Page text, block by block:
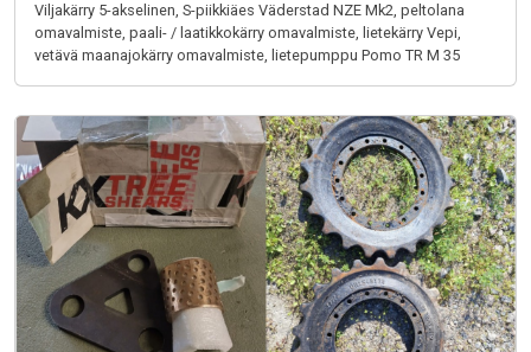
Viljakärry 5-akselinen, S-piikkiäes Väderstad NZE Mk2, peltolana
omavalmiste, paali- / laatikkokärry omavalmiste, lietekärry Vepi,
vetävä maanajokärry omavalmiste, lietepumppu Pomo TR M 35